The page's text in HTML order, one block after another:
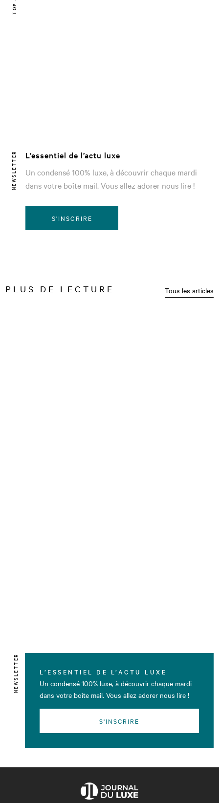
NEWSLETTER
L’essentiel de l’actu luxe
Un condensé 100% luxe, à découvrir chaque mardi
dans votre boîte mail. Vous allez adorer nous lire !
S'INSCRIRE
PLUS DE LECTURE Tous les articles
NEWSLETTER L’ESSENTIEL DE L’ACTU LUXE
Un condensé 100% luxe, à découvrir chaque mardi
dans votre boîte mail. Vous allez adorer nous lire !
S'INSCRIRE